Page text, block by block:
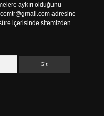
aykırı olduğunu
adresine
içerisinde sitemizden